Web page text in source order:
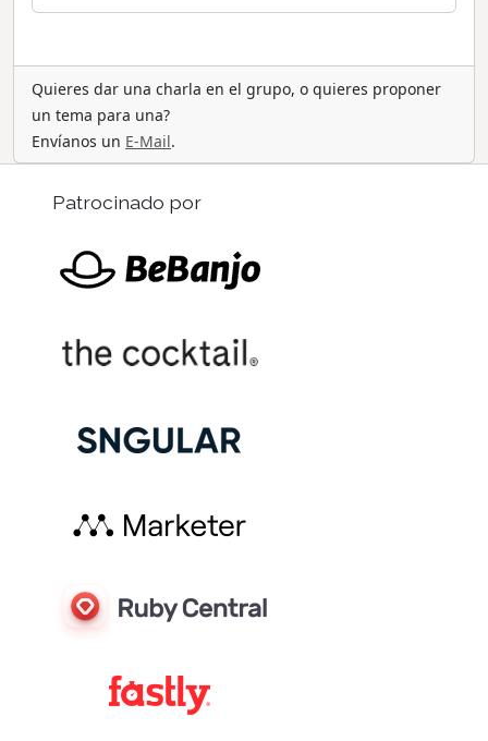
Quieres dar una charla en el grupo, o quieres proponer
un tema para una?
Envíanos un E-Mail.
Patrocinado por